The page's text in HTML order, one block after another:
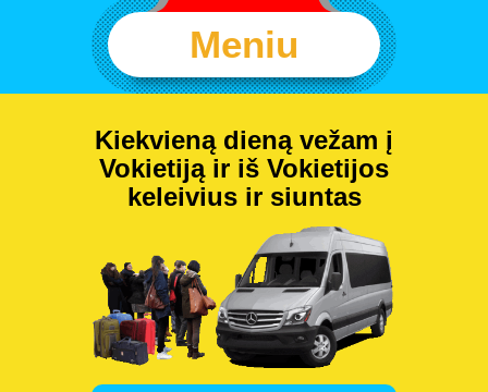
Meniu
Kiekvieną dieną vežam į
Vokietiją ir iš Vokietijos
keleivius ir siuntas